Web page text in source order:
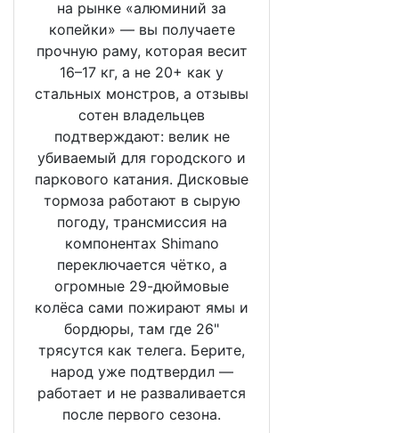
на рынке «алюминий за
копейки» — вы получаете
прочную раму, которая весит
16–17 кг, а не 20+ как у
стальных монстров, а отзывы
сотен владельцев
подтверждают: велик не
убиваемый для городского и
паркового катания. Дисковые
тормоза работают в сырую
погоду, трансмиссия на
компонентах Shimano
переключается чётко, а
огромные 29-дюймовые
колёса сами пожирают ямы и
бордюры, там где 26"
трясутся как телега. Берите,
народ уже подтвердил —
работает и не разваливается
после первого сезона.